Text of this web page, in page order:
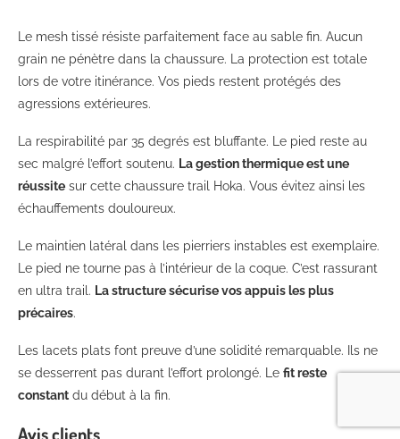
Le mesh tissé résiste parfaitement face au sable fin. Aucun
grain ne pénètre dans la chaussure. La protection est totale
lors de votre itinérance. Vos pieds restent protégés des
agressions extérieures.
La respirabilité par 35 degrés est bluffante. Le pied reste au
sec malgré l’effort soutenu. La gestion thermique est une
réussite sur cette chaussure trail Hoka. Vous évitez ainsi les
échauffements douloureux.
Le maintien latéral dans les pierriers instables est exemplaire.
Le pied ne tourne pas à l’intérieur de la coque. C’est rassurant
en ultra trail. La structure sécurise vos appuis les plus
précaires.
Les lacets plats font preuve d’une solidité remarquable. Ils ne
se desserrent pas durant l’effort prolongé. Le fit reste
constant du début à la fin.
Avis clients